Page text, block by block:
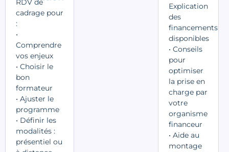
cadrage pour
:
•
Comprendre
vos enjeux
• Choisir le
bon
formateur
• Ajuster le
programme
• Définir les
modalités :
présentiel ou
Explication
des
financements
disponibles
• Conseils
pour
optimiser
la prise en
charge par
votre
organisme
financeur
• Aide au
montage